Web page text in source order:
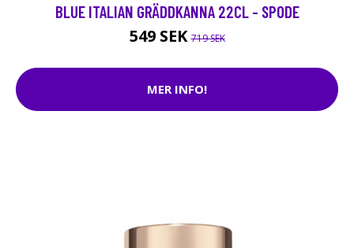
BLUE ITALIAN GRÄDDKANNA 22CL - SPODE
549 SEK719 SEK
MER INFO!